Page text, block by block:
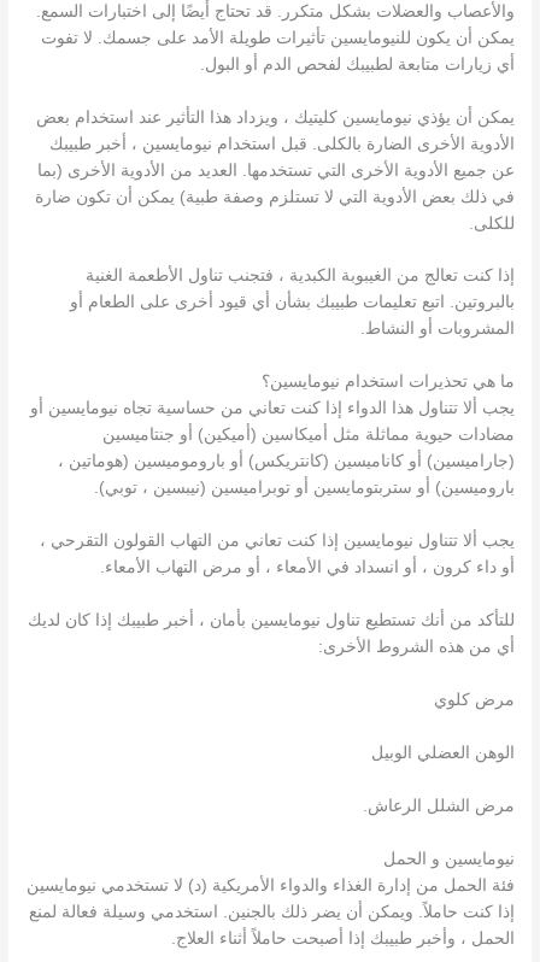
والأعصاب والعضلات بشكل متكرر. قد تحتاج أيضًا إلى اختبارات السمع.
يمكن أن يكون للنيومايسين تأثيرات طويلة الأمد على جسمك. لا تفوت
أي زيارات متابعة لطبيبك لفحص الدم أو البول.
يمكن أن يؤذي نيومايسين كليتيك ، ويزداد هذا التأثير عند استخدام بعض
الأدوية الأخرى الضارة بالكلى. قبل استخدام نيومايسين ، أخبر طبيبك
عن جميع الأدوية الأخرى التي تستخدمها. العديد من الأدوية الأخرى (بما
في ذلك بعض الأدوية التي لا تستلزم وصفة طبية) يمكن أن تكون ضارة
للكلى.
إذا كنت تعالج من الغيبوبة الكبدية ، فتجنب تناول الأطعمة الغنية
بالبروتين. اتبع تعليمات طبيبك بشأن أي قيود أخرى على الطعام أو
المشروبات أو النشاط.
ما هي تحذيرات استخدام نيومايسين؟
يجب ألا تتناول هذا الدواء إذا كنت تعاني من حساسية تجاه نيومايسين أو
مضادات حيوية مماثلة مثل أميكاسين (أميكين) أو جنتاميسين
(جاراميسين) أو كاناميسين (كانتريكس) أو باروموميسين (هوماتين ،
باروميسين) أو ستربتومايسين أو توبراميسين (نيبسين ، توبي).
يجب ألا تتناول نيومايسين إذا كنت تعاني من التهاب القولون التقرحي ،
أو داء كرون ، أو انسداد في الأمعاء ، أو مرض التهاب الأمعاء.
للتأكد من أنك تستطيع تناول نيومايسين بأمان ، أخبر طبيبك إذا كان لديك
أي من هذه الشروط الأخرى:
مرض كلوي
الوهن العضلي الوبيل
مرض الشلل الرعاش.
نيومايسين و الحمل
فئة الحمل من إدارة الغذاء والدواء الأمريكية (د) لا تستخدمي نيومايسين
إذا كنت حاملاً. ويمكن أن يضر ذلك بالجنين. استخدمي وسيلة فعالة لمنع
الحمل ، وأخبر طبيبك إذا أصبحت حاملاً أثناء العلاج.